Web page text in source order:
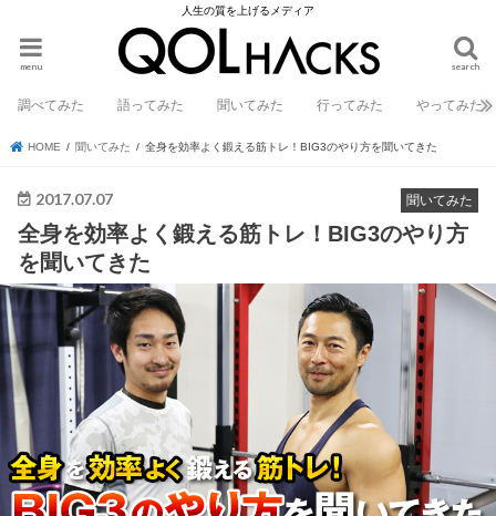
人生の質を上げるメディア
search
menu
調べてみた 語ってみた 聞いてみた 行ってみた やってみた
HOME 聞いてみた 全身を効率よく鍛える筋トレ！BIG3のやり方を聞いてきた
聞いてみた
2017.07.07
全身を効率よく鍛える筋トレ！BIG3のやり方
を聞いてきた